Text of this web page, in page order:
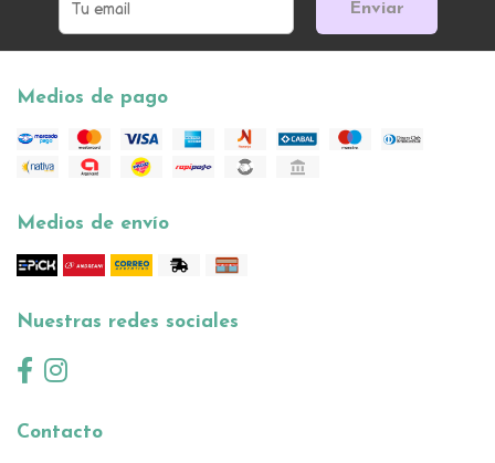
Enviar
Medios de pago
Medios de envío
Nuestras redes sociales
Contacto